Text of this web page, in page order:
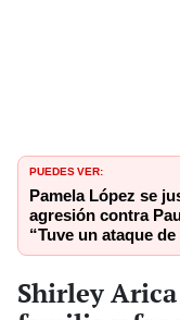
PUEDES VER:
Pamela López se
agresión contra
“Tuve un ataque
Shirley